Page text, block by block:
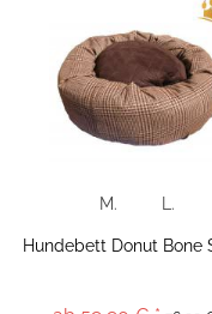
M. L.
Hundebett Donut Bone